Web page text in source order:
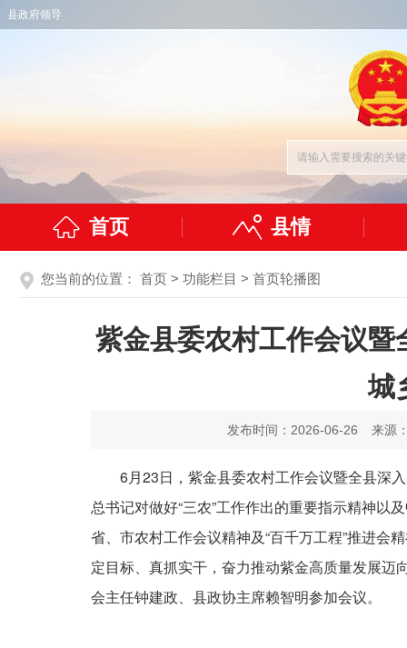
县政府领导
首页 县情
您当前的位置： 首页 > 功能栏目 > 首页轮播图
紫金县委农村工作会议暨
城
发布时间：2026-06-26 来源
6月23日，紫金县委农村工作会议暨全县深
总书记对做好“三农”工作作出的重要指示精神以
省、市农村工作会议精神及“百千万工程”推进会
定目标、真抓实干，奋力推动紫金高质量发展
会主任钟建政、县政协主席赖智明参加会议。